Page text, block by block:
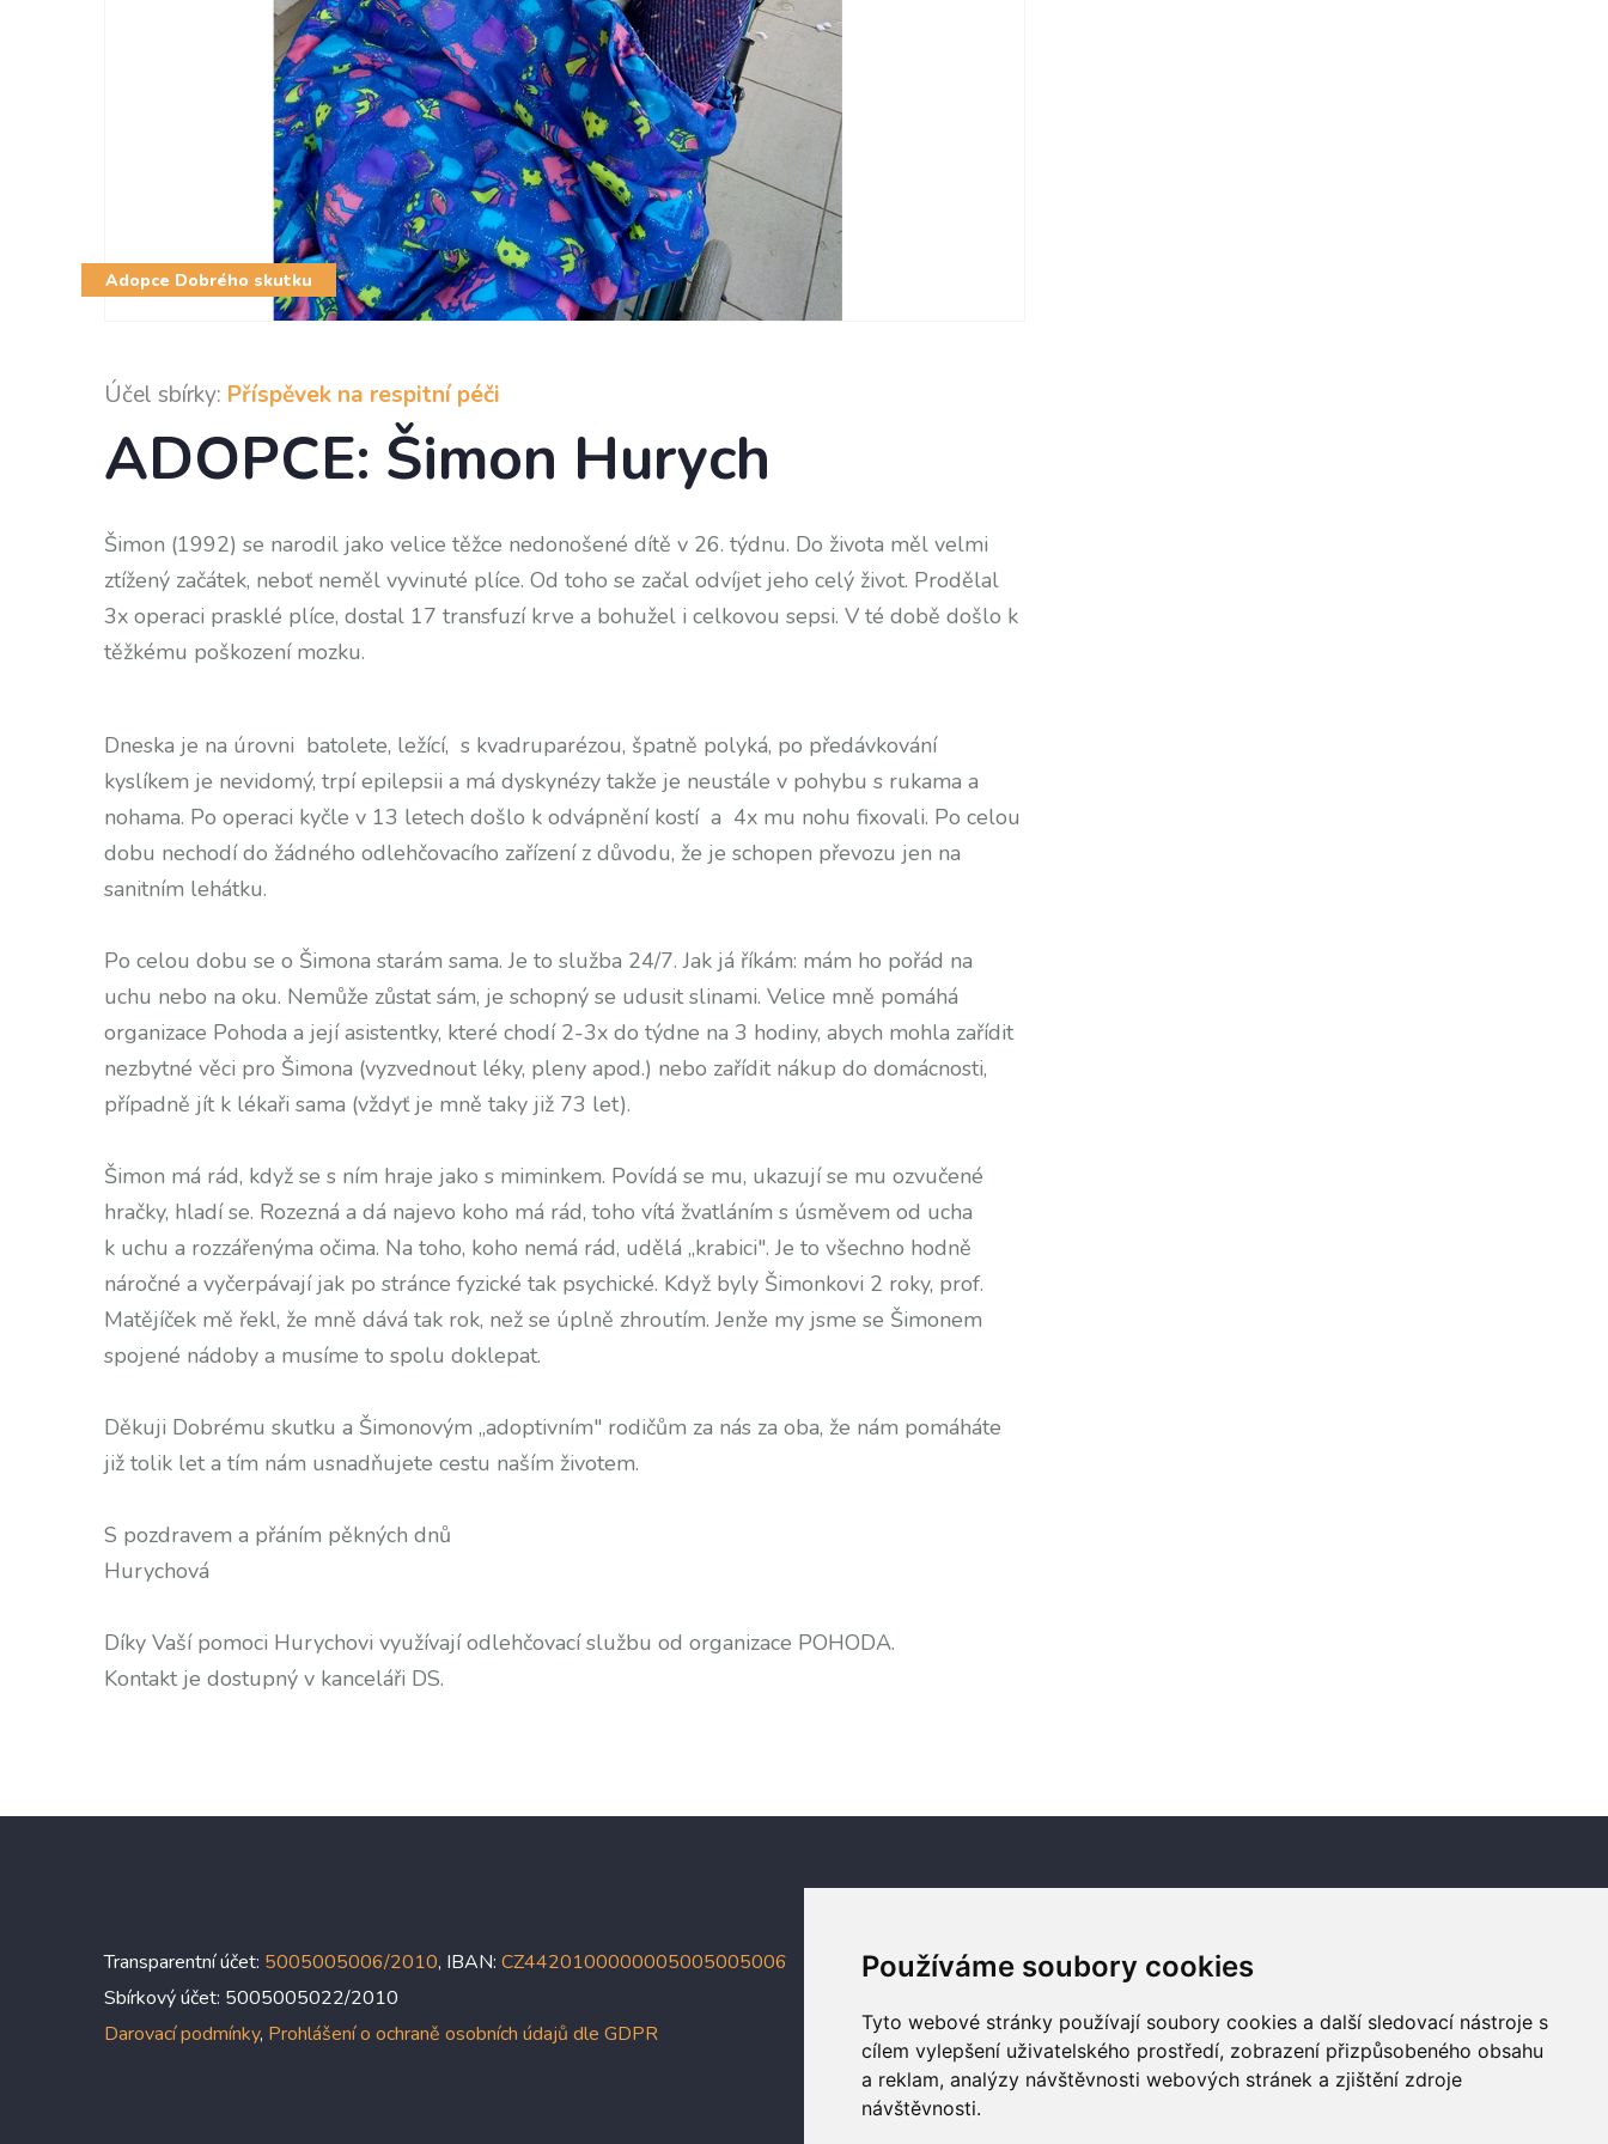
Používáme soubory cookies
Tyto webové stránky používají soubory cookies a další sledovací nástroje s
cílem vylepšení uživatelského prostředí, zobrazení přizpůsobeného obsahu
a reklam, analýzy návštěvnosti webových stránek a zjištění zdroje
návštěvnosti.
Adopce Dobrého skutku
Účel sbírky: Příspěvek na respitní péči
ADOPCE: Šimon Hurych
Šimon (1992) se narodil jako velice těžce nedonošené dítě v 26. týdnu. Do života měl velmi
ztížený začátek, neboť neměl vyvinuté plíce. Od toho se začal odvíjet jeho celý život. Prodělal
3x operaci prasklé plíce, dostal 17 transfuzí krve a bohužel i celkovou sepsi. V té době došlo k
těžkému poškození mozku.
Dneska je na úrovni batolete, ležící, s kvadruparézou, špatně polyká, po předávkování
kyslíkem je nevidomý, trpí epilepsii a má dyskynézy takže je neustále v pohybu s rukama a
nohama. Po operaci kyčle v 13 letech došlo k odvápnění kostí a 4x mu nohu fixovali. Po celou
dobu nechodí do žádného odlehčovacího zařízení z důvodu, že je schopen převozu jen na
sanitním lehátku.
Po celou dobu se o Šimona starám sama. Je to služba 24/7. Jak já říkám: mám ho pořád na
uchu nebo na oku. Nemůže zůstat sám, je schopný se udusit slinami. Velice mně pomáhá
organizace Pohoda a její asistentky, které chodí 2-3x do týdne na 3 hodiny, abych mohla zařídit
nezbytné věci pro Šimona (vyzvednout léky, pleny apod.) nebo zařídit nákup do domácnosti,
případně jít k lékaři sama (vždyť je mně taky již 73 let).
Šimon má rád, když se s ním hraje jako s miminkem. Povídá se mu, ukazují se mu ozvučené
hračky, hladí se. Rozezná a dá najevo koho má rád, toho vítá žvatláním s úsměvem od ucha
k uchu a rozzářenýma očima. Na toho, koho nemá rád, udělá „krabici". Je to všechno hodně
náročné a vyčerpávají jak po stránce fyzické tak psychické. Když byly Šimonkovi 2 roky, prof.
Matějíček mě řekl, že mně dává tak rok, než se úplně zhroutím. Jenže my jsme se Šimonem
spojené nádoby a musíme to spolu doklepat.
Děkuji Dobrému skutku a Šimonovým „adoptivním" rodičům za nás za oba, že nám pomáháte
již tolik let a tím nám usnadňujete cestu naším životem.
S pozdravem a přáním pěkných dnů
Hurychová
Díky Vaší pomoci Hurychovi využívají odlehčovací službu od organizace POHODA.
Kontakt je dostupný v kanceláři DS.
Transparentní účet: 5005005006/2010, IBAN: CZ4420100000005005005006
Sbírkový účet: 5005005022/2010
Darovací podmínky, Prohlášení o ochraně osobních údajů dle GDPR
Newsletter
Odebírat